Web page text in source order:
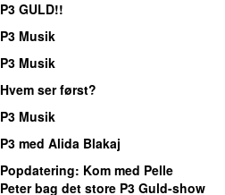
P3 GULD!!
P3 Musik
P3 Musik
Hvem ser først?
P3 Musik
P3 med Alida Blakaj
Popdatering: Kom med Pelle
Peter bag det store P3 Guld-show